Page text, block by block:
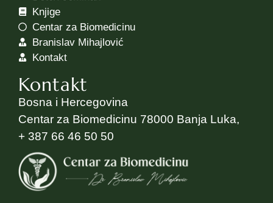
Knjige
Centar za Biomedicinu
Branislav Mihajlović
Kontakt
Kontakt
Bosna i Hercegovina
Centar za Biomedicinu 78000 Banja Luka,
+ 387 66 46 50 50